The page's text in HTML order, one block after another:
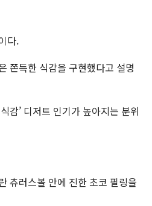
다.
쫀득한 식감을 구현했다고 설명
감’ 디저트 인기가 높아지는 분위
츄러스볼 안에 진한 초코 필링을